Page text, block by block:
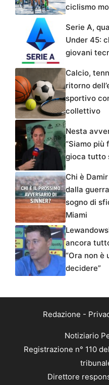
ciclismo
Serie A,
Under 45:
giovani
Calcio,
ritorno
sportivo
collettivo
Nesta
“Siamo più
gioca tutto
Chi è
dalla
sogno di
Miami
ancora
“Ora non è
decidere”
Redazione -
Notiziario
Registrazione n° 110
Direttore